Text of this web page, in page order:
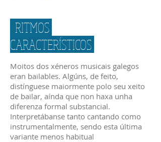
RITMOS
CARACTERÍSTICOS
Moitos dos xéneros musicais galegos
eran bailables. Algúns, de feito,
distínguese maiormente polo seu xeito
de bailar, aínda que non haxa unha
diferenza formal substancial.
Interpretábanse tanto cantando como
instrumentalmente, sendo esta última
variante menos habitual